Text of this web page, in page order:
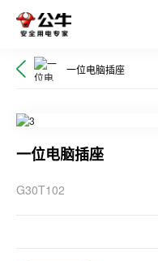
一位电脑插座
一位电脑插座
G30T102